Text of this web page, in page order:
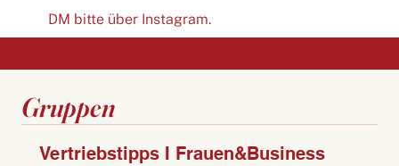
DM bitte über Instagram.
Gruppen
Vertriebstipps I Frauen&Business